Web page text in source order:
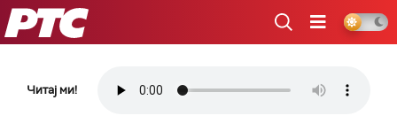
РТС
Читај ми!